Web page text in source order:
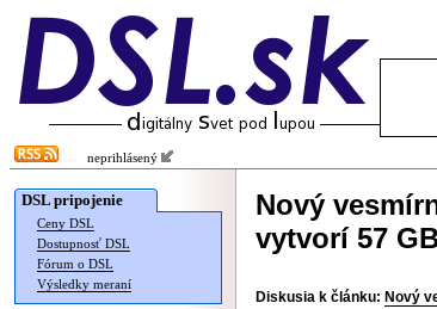
neprihlásený
DSL pripojenie
Ceny DSL
Dostupnosť DSL
Fórum o DSL
Výsledky meraní
Nový
vytvorí 57
Diskusia k článku: Nový